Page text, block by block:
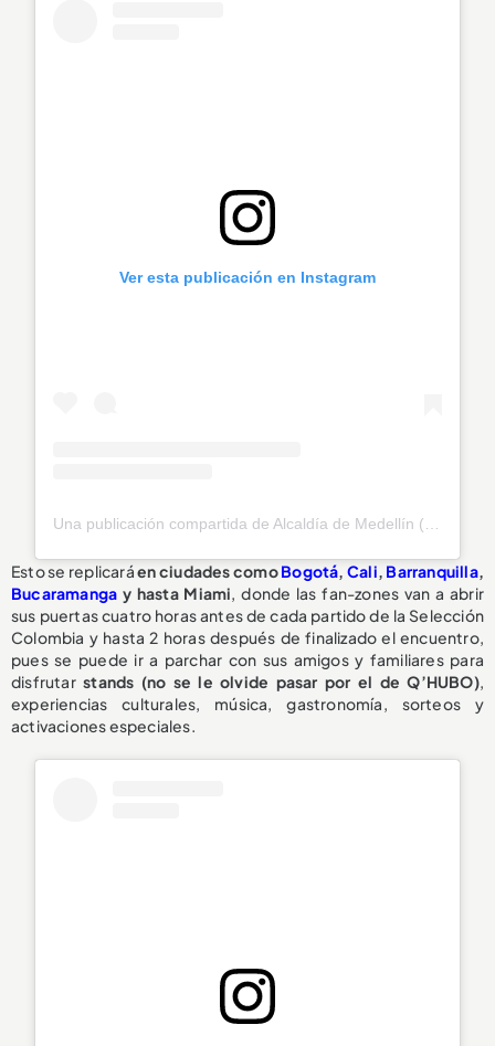
Ver esta publicación en Instagram
Esto se replicaráen ciudades comoBogotá Cali Barranquilla,
Bucaramanga y hasta Miami , donde las fan-zones van a abrir
sus puertas cuatro horas antes de cada partido de la Selección
Colombia y hasta 2 horas después de finalizado el encuentro,
pues se puede ir a parchar con sus amigos y familiares para
disfrutarstands (no se le olvide pasar por el de Q’HUBO),
experiencias culturales, música, gastronomía, sorteos y
activaciones especiales.